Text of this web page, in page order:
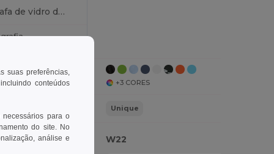
FJORD WHITE Garrafa de vidro de 500ml
+3 CORES
Unique
W22
suas preferências,
conteúdos
para o
do site. No
análise e